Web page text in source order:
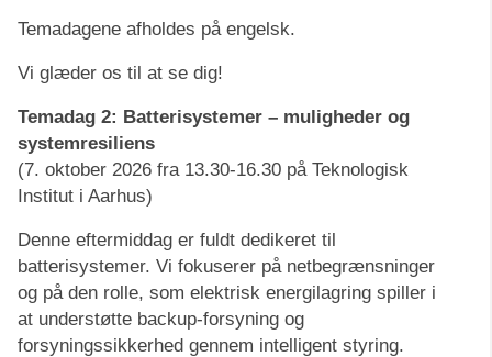
Temadagene afholdes på engelsk.
Vi glæder os til at se dig!
Temadag 2: Batterisystemer – muligheder og
systemresiliens
(7. oktober 2026 fra 13.30-16.30 på Teknologisk
Institut i Aarhus)
Denne eftermiddag er fuldt dedikeret til
batterisystemer. Vi fokuserer på netbegrænsninger
og på den rolle, som elektrisk energilagring spiller i
at understøtte backup-forsyning og
forsyningssikkerhed gennem intelligent styring.